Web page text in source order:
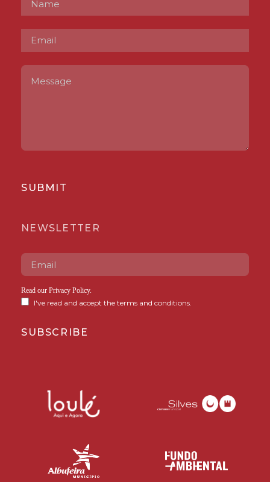
SUBMIT
NEWSLETTER
Read our Privacy Policy.
I've read and accept the terms and conditions.